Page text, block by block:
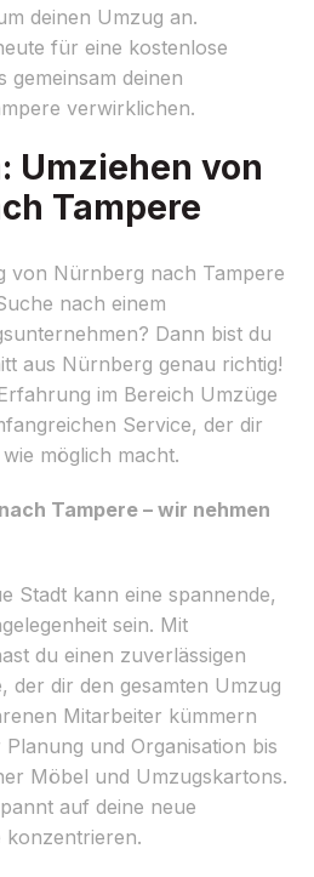
deinen Umzug an.
für eine kostenlose
gemeinsam deinen
verwirklichen.
Umziehen von
Tampere
von Nürnberg nach Tampere
nach einem
Dann bist du
aus Nürnberg genau richtig!
im Bereich Umzüge
Service, der dir
möglich macht.
Tampere – wir nehmen
Stadt kann eine spannende,
sein. Mit
du einen zuverlässigen
der dir den gesamten Umzug
Mitarbeiter kümmern
und Organisation bis
Möbel und Umzugskartons.
auf deine neue
konzentrieren.